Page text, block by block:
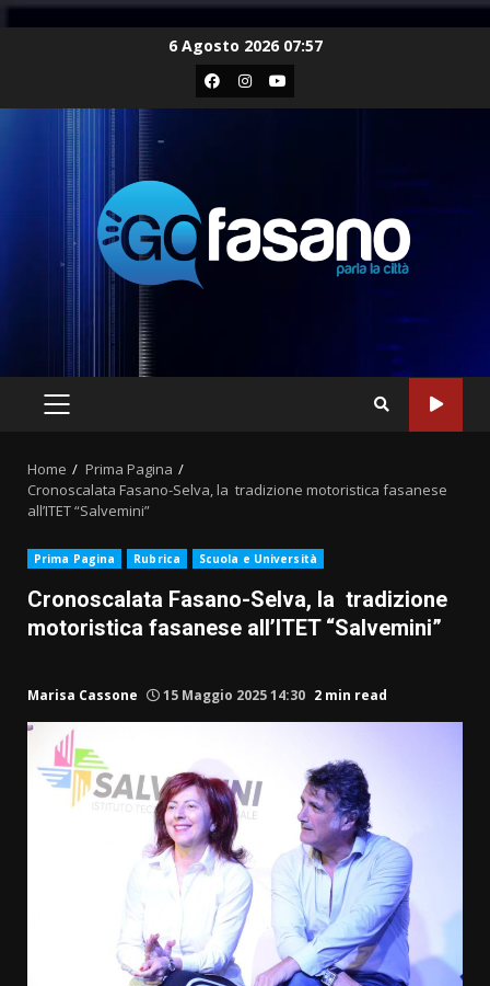
6 Agosto 2026 07:57
Facebook
Instagram
Youtube
PRIMARY
Home
Prima Pagina
Cronoscalata Fasano-Selva, la tradizione motoristica fasanese
all’ITET “Salvemini”
Prima Pagina Rubrica Scuola e Università
Cronoscalata Fasano-Selva, la tradizione
motoristica fasanese all’ITET “Salvemini”
Marisa Cassone 15 Maggio 2025 14:30 2 min read